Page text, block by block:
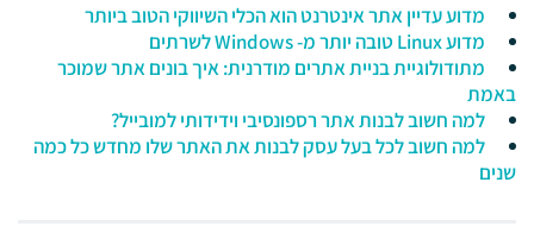
מדוע עדיין אתר אינטרנט הוא הכלי השיווקי הטוב ביותר
מדוע Linux טובה יותר מ- Windows לשרתים
מתודולוגיית בניית אתרים מודרנית: איך בונים אתר שמוכר
באמת
למה חשוב לבנות אתר רספונסיבי וידידותי למובייל?
למה חשוב לכל בעל עסק לבנות את האתר שלו מחדש כל כמה
שנים